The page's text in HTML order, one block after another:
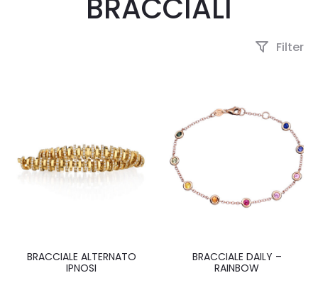
BRACCIALI
Filter
BRACCIALE ALTERNATO
IPNOSI
BRACCIALE DAILY –
RAINBOW